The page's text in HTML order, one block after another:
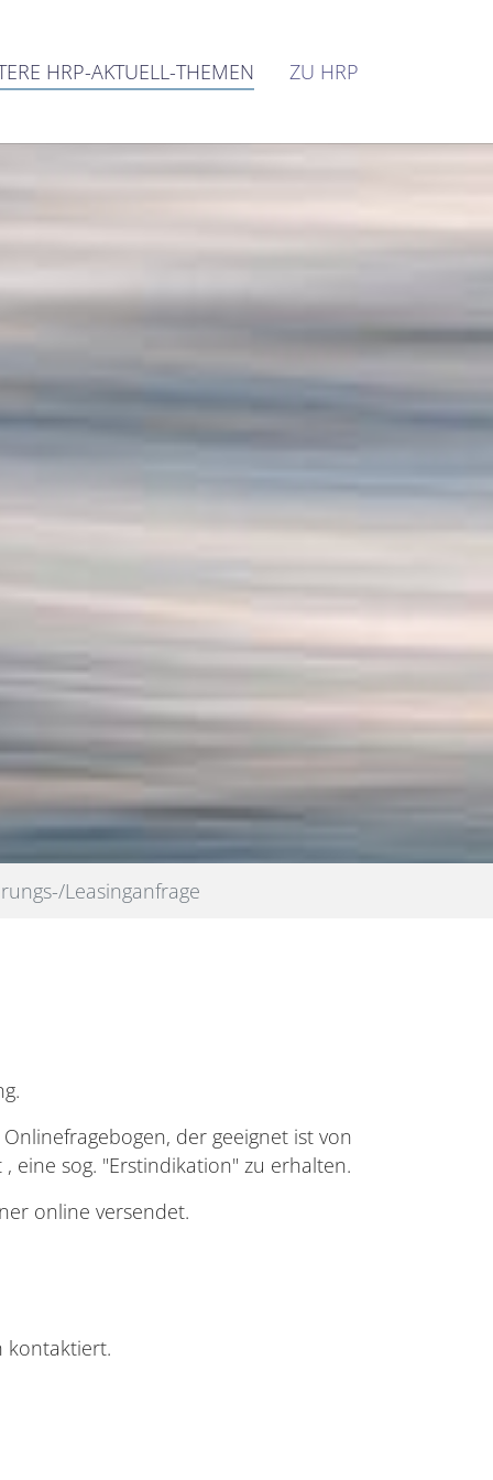
HRP-AKTUELL-THEMEN ZU HRP
Leasinganfrage
der geeignet ist von
eine sog. "Erstindikation" zu erhalten.
online versendet.
kontaktiert.